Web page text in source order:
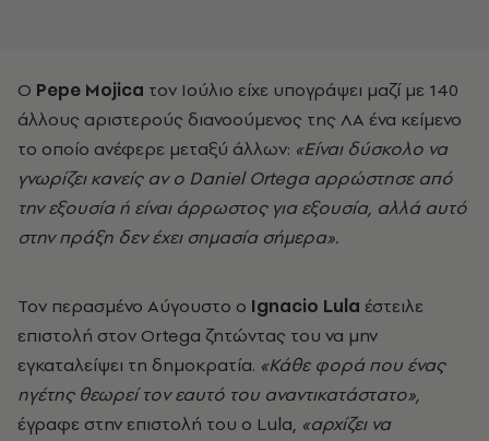
Ο Pepe Mojica τον Ιούλιο είχε υπογράψει μαζί με 140
άλλους αριστερούς διανοούμενος της ΛΑ ένα κείμενο
το οποίο ανέφερε μεταξύ άλλων: «Είναι δύσκολο να
γνωρίζει κανείς αν ο DanielOrtegaαρρώστησε από
την εξουσία ή είναι άρρωστος για εξουσία, αλλά αυτό
στην πράξη δεν έχει σημασία σήμερα».
Τον περασμένο Αύγουστο ο Ignacio Lula έστειλε
επιστολή στον Ortega ζητώντας του να μην
εγκαταλείψει τη δημοκρατία. «Κάθε φορά που ένας
ηγέτης θεωρεί τον εαυτό του αναντικατάστατο»,
έγραφε στην επιστολή του ο Lula, «αρχίζει να